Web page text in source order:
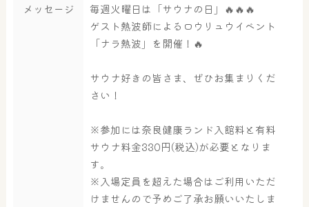
奈良わんぱくランド
はしゃきっズ
ボディケア
その他施設
メッセージ
毎週火曜日は「サウナの日」🔥🔥🔥
ゲスト熱波師によるロウリュウイベント
「ナラ熱波」を開催！🔥
サウナ好きの皆さま、ぜひお集まりくだ
さい！
※参加には奈良健康ランド入館料と有料
サウナ料金330円(税込)が必要となりま
す。
※入場定員を超えた場合はご利用いただ
けませんので予めご了承お願いいたしま